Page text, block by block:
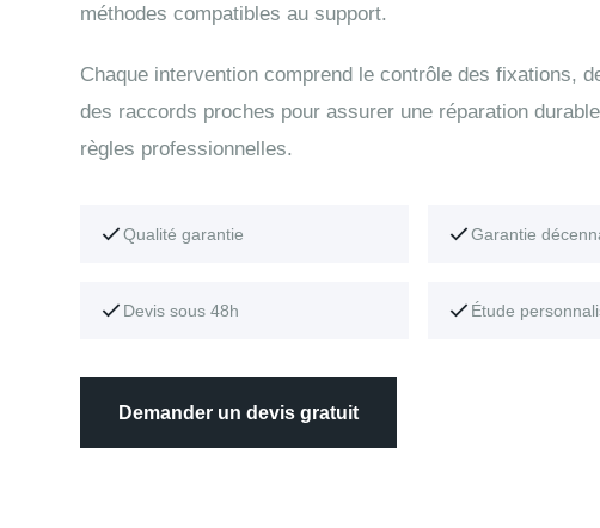
méthodes compatibles au support.
Chaque intervention comprend le contrôle des fixations,
des raccords proches pour assurer une réparation
règles professionnelles.
Qualité garantie Garantie
Devis sous 48h Étude
Demander un devis gratuit